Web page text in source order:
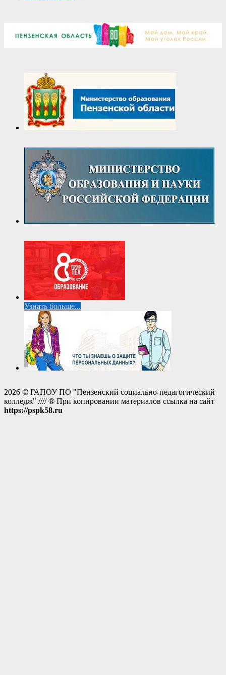
Узнать больше...
2026 © ГАПОУ ПО "Пензенский социально-педагогический
колледж" //// ® При копировании материалов ссылка на сайт
https://pspk58.ru